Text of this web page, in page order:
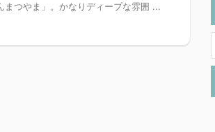
まつやま」。かなりディープな雰囲 ...